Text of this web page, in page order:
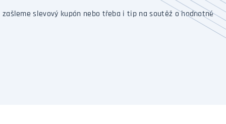
slevový kupón nebo třeba i tip na soutěž o hodnotné